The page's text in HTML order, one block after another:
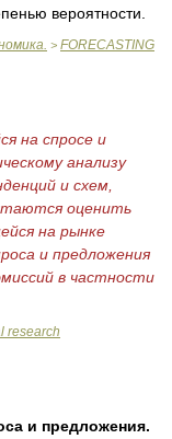
вероятности.
> FORECASTING
на спросе и
анализу
и схем,
оценить
на рынке
и предложения
в частности
research
и предложения.